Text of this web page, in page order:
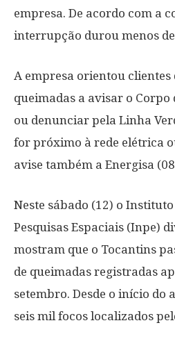
empresa. De acordo com a
interrupção durou menos
A empresa orientou clientes
queimadas a avisar o Corpo
ou denunciar pela Linha
for próximo à rede elétrica
avise também a Energisa
Neste sábado (12) o
Pesquisas Espaciais (Inpe)
mostram que o Tocantins
de queimadas registradas
setembro. Desde o início do
seis mil focos localizados